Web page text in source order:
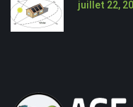
juillet 22,